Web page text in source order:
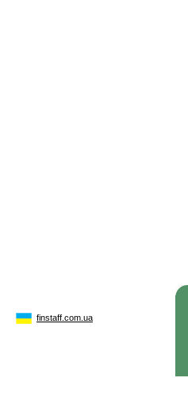
finstaff.com.ua